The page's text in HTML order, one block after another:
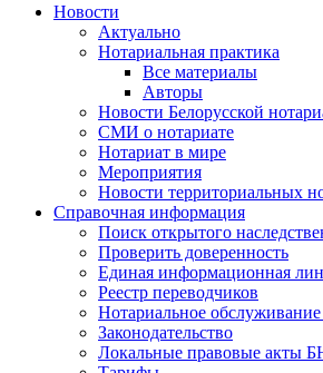
Новости
Актуально
Нотариальная практика
Все материалы
Авторы
Новости Белорусской
СМИ о нотариате
Нотариат в мире
Мероприятия
Новости территориальных
Справочная информация
Поиск открытого
Проверить доверенность
Единая информационная
Реестр переводчиков
Нотариальное обслуживание
Законодательство
Локальные правовые акты